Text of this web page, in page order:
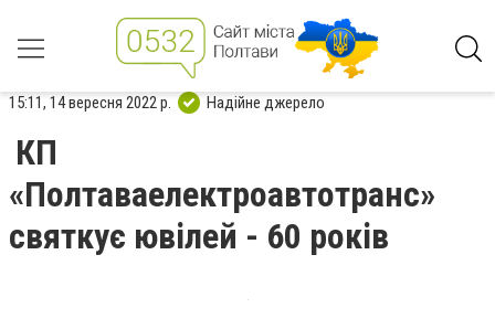
15:11, 14 вересня 2022 р. Надійне джерело
КП
«Полтаваелектроавтотранс»
святкує ювілей - 60 років